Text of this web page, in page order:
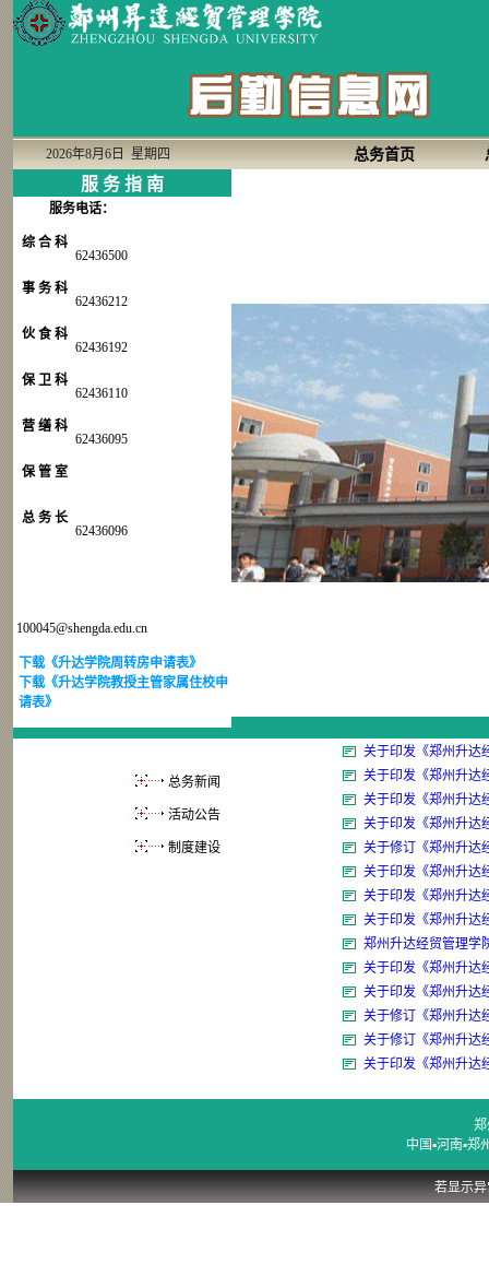
2026年8月6日 星期四 总务首页
服 务 指 南
服务电话：
综 合 科
62436500
事 务 科
62436212
伙 食 科
62436192
保 卫 科
62436110
营 缮 科
62436095
保 管 室
总 务 长
62436096
100045@shengda.edu.cn
下载《升达学院周转房申请表》
下载《升达学院教授主管家属住校申
请表》
总务新闻
活动公告
制度建设
关于印发《郑州升达
关于印发《郑州升达
关于印发《郑州升达
关于印发《郑州升达
关于修订《郑州升达
关于印发《郑州升达
关于印发《郑州升达
关于印发《郑州升达
郑州升达经贸管理学
关于印发《郑州升达
关于印发《郑州升达
关于修订《郑州升达
关于修订《郑州升达
关于印发《郑州升达
中国▪河南▪郑
若显示